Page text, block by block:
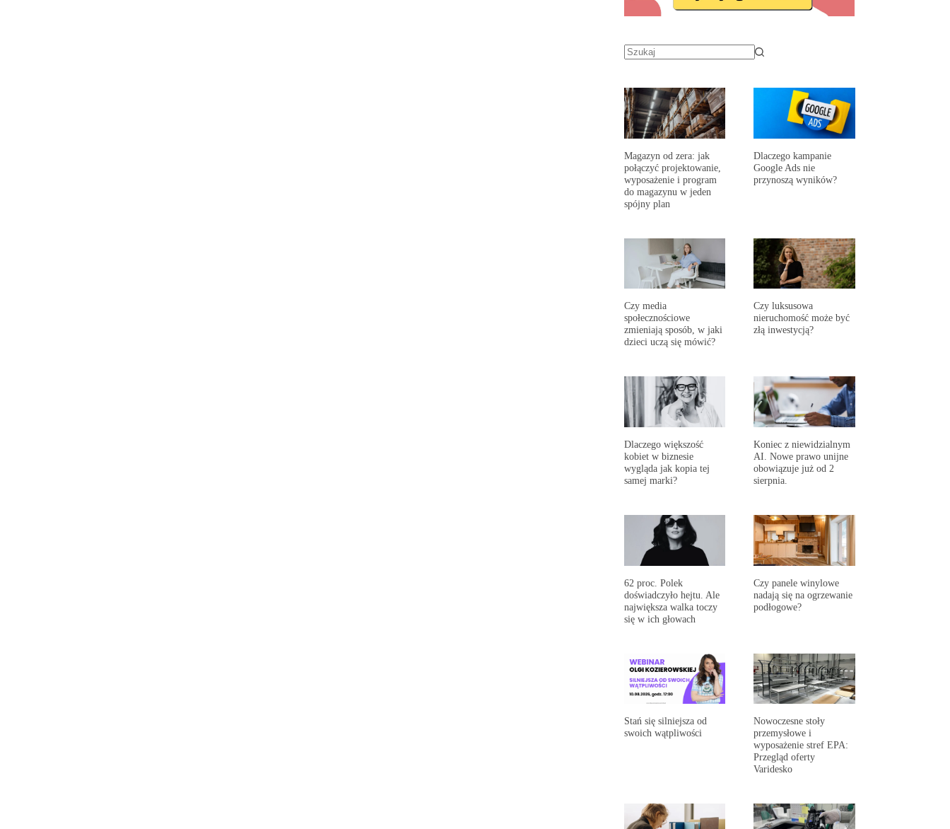
Magazyn od zera: jak
połączyć projektowanie,
wyposażenie i program
do magazynu w jeden
spójny plan
Dlaczego kampanie
Google Ads nie
przynoszą wyników?
Czy media
społecznościowe
zmieniają sposób, w jaki
dzieci uczą się mówić?
Czy luksusowa
nieruchomość może być
złą inwestycją?
Dlaczego większość
kobiet w biznesie
wygląda jak kopia tej
samej marki?
Koniec z niewidzialnym
AI. Nowe prawo unijne
obowiązuje już od 2
sierpnia.
62 proc. Polek
doświadczyło hejtu. Ale
największa walka toczy
się w ich głowach
Czy panele winylowe
nadają się na ogrzewanie
podłogowe?
Stań się silniejsza od
swoich wątpliwości
Nowoczesne stoły
przemysłowe i
wyposażenie stref EPA:
Przegląd oferty
Varidesko